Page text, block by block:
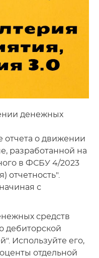
денежных
отчета о движении
разработанной на
в ФСБУ 4/2023
отчетность".
с
средств
дебиторской
Используйте его,
отдельной